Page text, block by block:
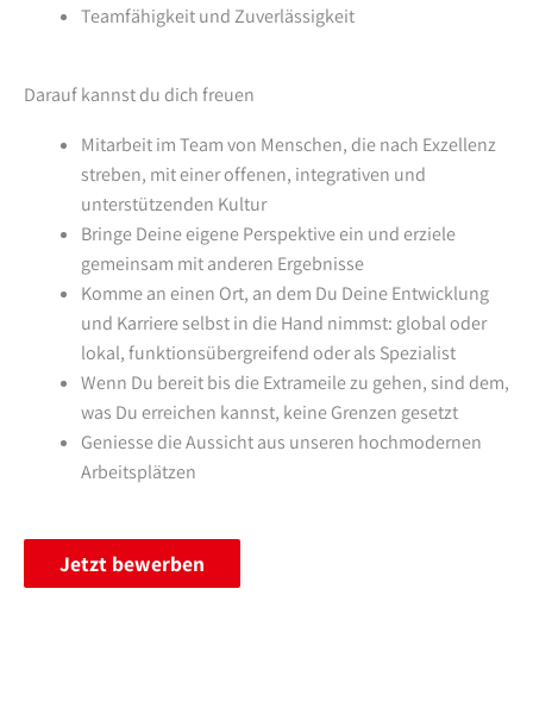
Teamfähigkeit und Zuverlässigkeit
Darauf kannst du dich freuen
Mitarbeit im Team von Menschen, die nach Exzellenz
streben, mit einer offenen, integrativen und
unterstützenden Kultur
Bringe Deine eigene Perspektive ein und erziele
gemeinsam mit anderen Ergebnisse
Komme an einen Ort, an dem Du Deine Entwicklung
und Karriere selbst in die Hand nimmst: global oder
lokal, funktionsübergreifend oder als Spezialist
Wenn Du bereit bis die Extrameile zu gehen, sind dem,
was Du erreichen kannst, keine Grenzen gesetzt
Geniesse die Aussicht aus unseren hochmodernen
Arbeitsplätzen
Jetzt bewerben